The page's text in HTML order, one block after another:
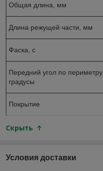
Общая длина, мм
Длина режущей части, мм
Фаска, с
Передний угол по периметру,
градусы
Покрытие
Скрыть
Условия доставки